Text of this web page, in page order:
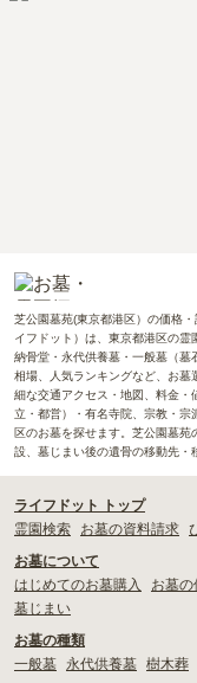
芝公園墓苑(東京都港区）の価格
イフドット）は、東京都港区の霊
納骨堂・永代供養墓・一般墓（墓
相場、人気ランキングなど、お墓
細な交通アクセス・地図、料金・
立・都営）・有名寺院、宗教・宗
区のお墓を探せます。芝公園墓
設、墓じまい後の遺骨の移動先・
ライフドット トップ
霊園検索
お墓の資料請求
お墓について
はじめてのお墓購入
お墓の
墓じまい
お墓の種類
一般墓
永代供養墓 樹木葬